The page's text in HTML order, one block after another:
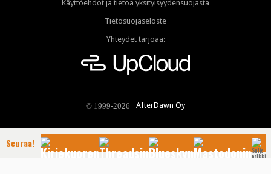
Käyttöehdot ja tietoa yksityisyydensuojasta
Tietosuojaseloste
Yhteydet tarjoaa:
© 1999-2026 AfterDawn Oy
Seuraa!